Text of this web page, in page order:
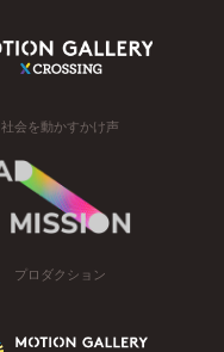
社会を動かすかけ声
プロダクション